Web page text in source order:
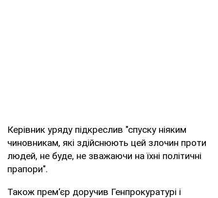
Керівник уряду підкреслив "спуску ніяким
чиновникам, які здійснюють цей злочин проти
людей, не буде, не зважаючи на їхні політичні
прапори".
Також прем‘єр доручив Генпрокуратурі і